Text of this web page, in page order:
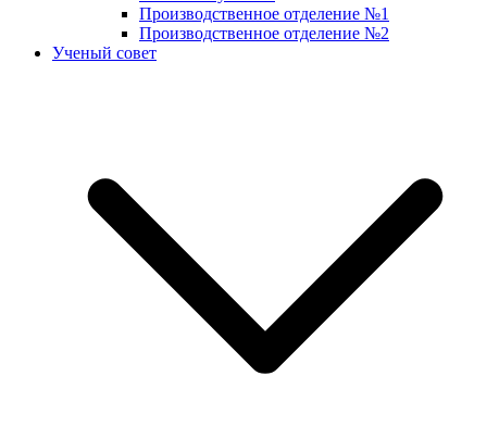
Производственное отделение №1
Производственное отделение №2
Ученый совет